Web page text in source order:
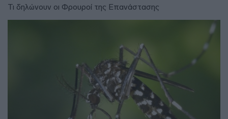
Τι δηλώνουν οι Φρουροί της Επανάστασης